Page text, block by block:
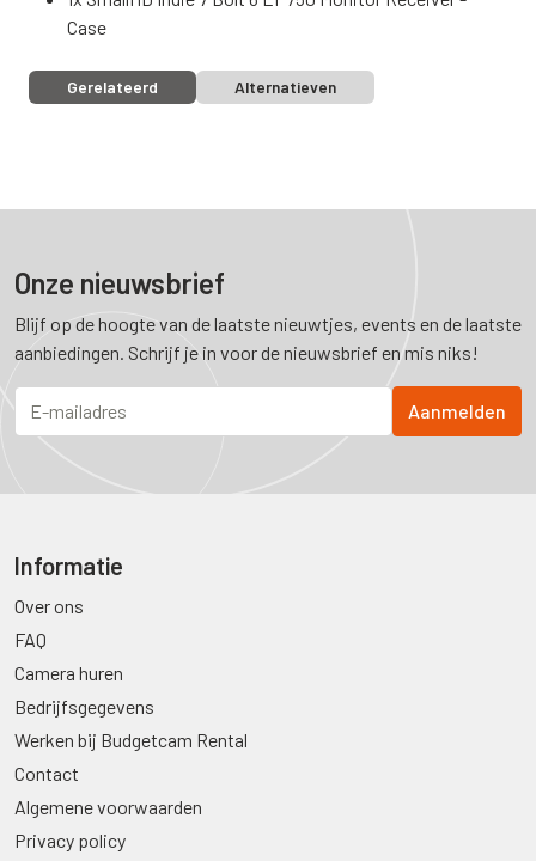
Case
Gerelateerd Alternatieven
Onze nieuwsbrief
Blijf op de hoogte van de laatste nieuwtjes, events en de laatste
aanbiedingen. Schrijf je in voor de nieuwsbrief en mis niks!
Informatie
Over ons
FAQ
Camera huren
Bedrijfsgegevens
Werken bij Budgetcam Rental
Contact
Algemene voorwaarden
Privacy policy